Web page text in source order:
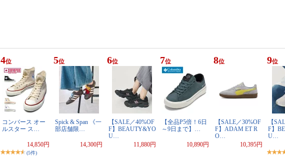
4位
コンバース オー
ルスター ス…
14,850円
(5件)
5位
Spick & Span 《一
部店舗限…
14,300円
6位
【SALE／40%OF
F】BEAUTY&YO
U…
11,880円
7位
【全品P5倍！6日
～9日まで】…
10,890円
8位
【SALE／30%OF
F】ADAM ET R
O…
10,395円
9位
【
F】
U…